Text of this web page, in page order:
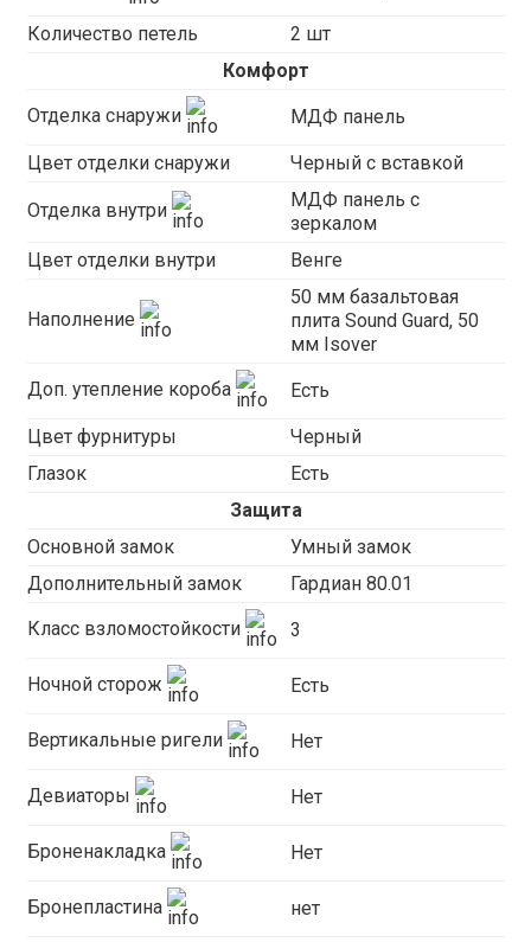
Количество петель
2 шт
Комфорт
Отделка снаружи МДФ панель
Цвет отделки снаружи Черный с вставкой
Отделка внутри
МДФ панель с
зеркалом
Цвет отделки внутри
Венге
Наполнение
50 мм базальтовая
плита Sound Guard, 50
мм Isover
Доп. утепление короба Есть
Цвет фурнитуры
Черный
Глазок
Есть
Защита
Основной замок
Умный замок
Дополнительный замок
Гардиан 80.01
Класс взломостойкости 3
Ночной сторож Есть
Вертикальные ригели Нет
Девиаторы Нет
Броненакладка Нет
Бронепластина нет